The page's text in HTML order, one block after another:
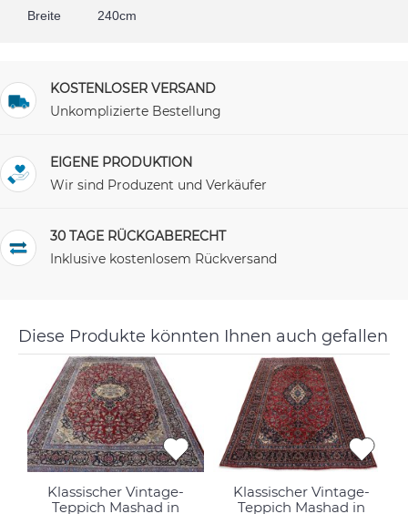
Breite
240cm
KOSTENLOSER VERSAND
Unkomplizierte Bestellung
EIGENE PRODUKTION
Wir sind Produzent und Verkäufer
30 TAGE RÜCKGABERECHT
Inklusive kostenlosem Rückversand
Diese Produkte könnten Ihnen auch gefallen
Klassischer Vintage-
Teppich Mashad in
Klassischer Vintage-
Teppich Mashad in